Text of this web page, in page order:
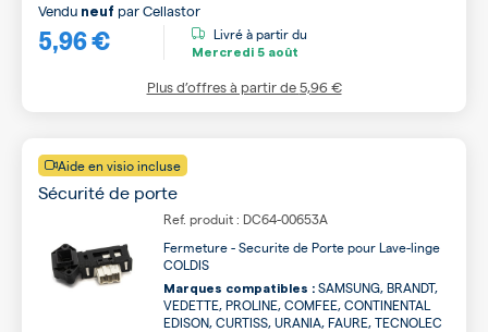
5,96 €
Vendu neuf parCellastor
Livré à partir du
Mercredi 5 août
Plus d’offres à partir de5,96 €
Aide en visio incluse
Sécurité de porte
Ref. produit : DC64-00653A
Fermeture - Securite de Porte pour Lave-linge
COLDIS
Marques compatibles : SAMSUNG, BRANDT,
VEDETTE, PROLINE, COMFEE, CONTINENTAL
EDISON, CURTISS, URANIA, FAURE, TECNOLEC